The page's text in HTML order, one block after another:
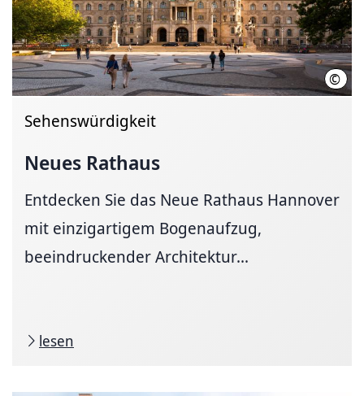
©
Sehenswürdigkeit
Neues Rathaus
Entdecken Sie das Neue Rathaus Hannover
mit einzigartigem Bogenaufzug,
beeindruckender Architektur...
lesen